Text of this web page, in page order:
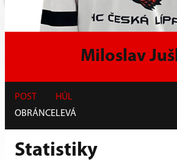
Miloslav
POST
OBRÁNCE
HŮL
LEVÁ
Statistiky